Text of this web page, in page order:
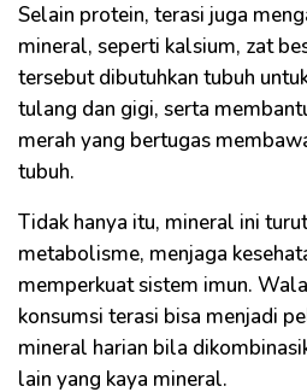
Selain protein, terasi juga
mineral, seperti kalsium, zat
tersebut dibutuhkan tubuh
tulang dan gigi, serta
merah yang bertugas
tubuh.
Tidak hanya itu, mineral ini
metabolisme, menjaga
memperkuat sistem imun.
konsumsi terasi bisa menjadi
mineral harian bila
lain yang kaya mineral.